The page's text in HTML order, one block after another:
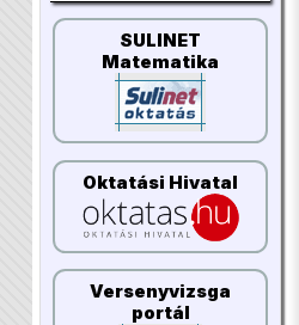
SULINET
Matematika
Oktatási Hivatal
Versenyvizsga
portál